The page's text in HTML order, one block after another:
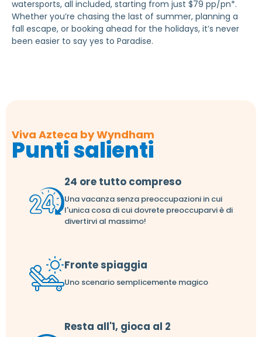
watersports, all included, starting from just $79 pp/pn*.
Whether you’re chasing the last of summer, planning a
fall escape, or booking ahead for the holidays, it’s never
been easier to say yes to Paradise.
Viva Azteca by Wyndham
Punti salienti
24 ore tutto compreso
Una vacanza senza preoccupazioni in cui
l'unica cosa di cui dovrete preoccuparvi è di
divertirvi al massimo!
Fronte spiaggia
Uno scenario semplicemente magico
Resta all'1, gioca al 2